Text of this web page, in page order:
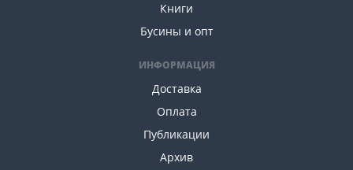
Книги
Бусины и опт
ИНФОРМАЦИЯ
Доставка
Оплата
Публикации
Архив